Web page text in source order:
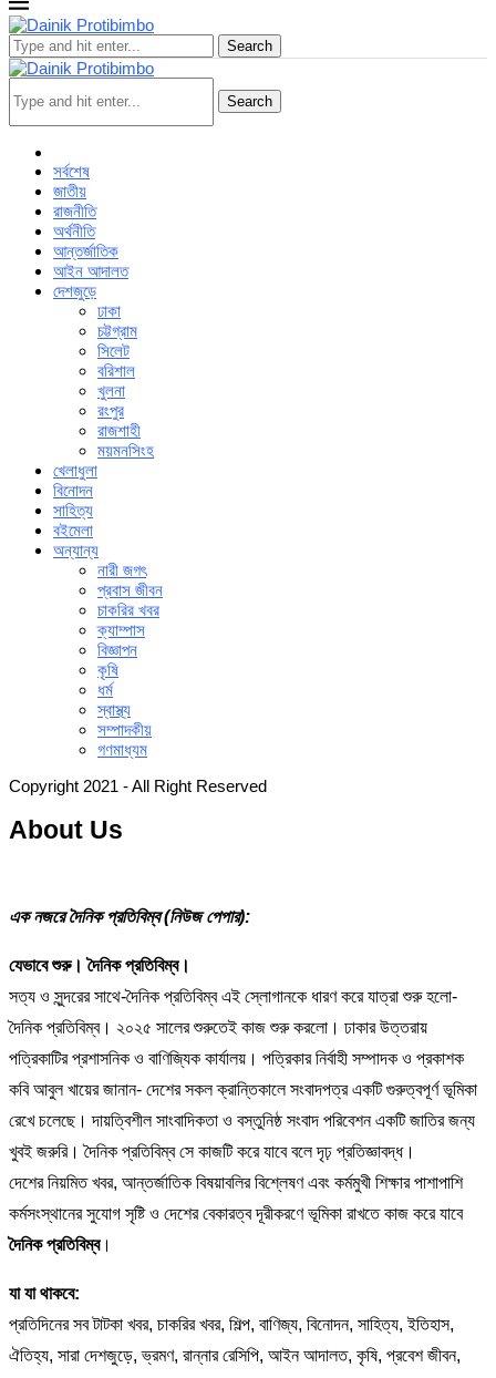
Search
Search
সর্বশেষ
জাতীয়
রাজনীতি
অর্থনীতি
আন্তর্জাতিক
আইন আদালত
দেশজুড়ে
ঢাকা
চট্টগ্রাম
সিলেট
বরিশাল
খুলনা
রংপুর
রাজশাহী
ময়মনসিংহ
খেলাধুলা
বিনোদন
সাহিত্য
বইমেলা
অন্যান্য
নারী জগৎ
প্রবাস জীবন
চাকরির খবর
ক্যাম্পাস
বিজ্ঞাপন
কৃষি
ধর্ম
স্বাস্থ্য
সম্পাদকীয়
গণমাধ্যম
Copyright 2021 - All Right Reserved
About Us
এক নজরে দৈনিক প্রতিবিম্ব (নিউজ পেপার):
যেভাবে শুরু। দৈনিক প্রতিবিম্ব।
সত্য ও সুন্দরের সাথে-দৈনিক প্রতিবিম্ব এই স্লোগানকে ধারণ করে যাত্রা শুরু হলো-
দৈনিক প্রতিবিম্ব। ২০২৫ সালের শুরুতেই কাজ শুরু করলো। ঢাকার উত্তরায়
পত্রিকাটির প্রশাসনিক ও বাণিজ্যিক কার্যালয়। পত্রিকার নির্বাহী সম্পাদক ও প্রকাশক
কবি আবুল খায়ের জানান- দেশের সকল ক্রান্তিকালে সংবাদপত্র একটি গুরুত্বপূর্ণ ভূমিকা
রেখে চলেছে। দায়ত্বিশীল সাংবাদিকতা ও বস্তুনিষ্ঠ সংবাদ পরিবেশন একটি জাতির জন্য
খুবই জরুরি। দৈনিক প্রতিবিম্ব সে কাজটি করে যাবে বলে দৃঢ় প্রতিজ্ঞাবদ্ধ।
দেশের নিয়মিত খবর, আন্তর্জাতিক বিষয়াবলির বিশ্লেষণ এবং কর্মমুখী শিক্ষার পাশাপাশি
কর্মসংস্থানের সুযোগ সৃষ্টি ও দেশের বেকারত্ব দূরীকরণে ভূমিকা রাখতে কাজ করে যাবে
দৈনিক প্রতিবিম্ব।
যা যা থাকবে:
প্রতিদিনের সব টাটকা খবর, চাকরির খবর, শিল্প, বাণিজ্য, বিনোদন, সাহিত্য, ইতিহাস,
ঐতিহ্য, সারা দেশজুড়ে, ভ্রমণ, রান্নার রেসিপি, আইন আদালত, কৃষি, প্রবেশ জীবন,